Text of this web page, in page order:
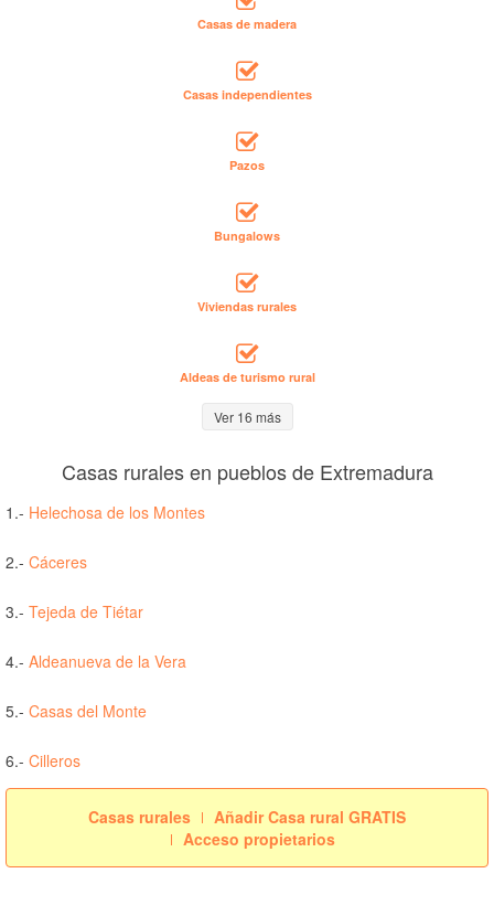
Casas de madera
Casas independientes
Pazos
Bungalows
Viviendas rurales
Aldeas de turismo rural
Ver 16 más
Casas rurales en pueblos de Extremadura
1.- Helechosa de los Montes
2.- Cáceres
3.- Tejeda de Tiétar
4.- Aldeanueva de la Vera
5.- Casas del Monte
6.- Cilleros
Casas rurales
Añadir Casa rural GRATIS
Acceso propietarios